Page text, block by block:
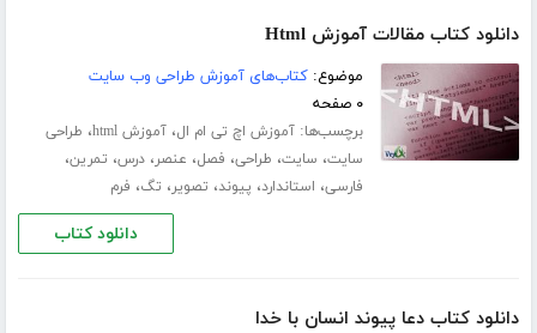
دانلود کتاب مقالات آموزش Html
موضوع:کتاب‌های آموزش طراحی وب سایت
۰ صفحه
برچسب‌ها:آموزش اچ تی ام ال،آموزش html ، طراحی
سایت، سایت، طراحی، فصل، عنصر،درس، تمرین،
فارسی، استاندارد، پیوند، تصویر، تگ، فرم
دانلود کتاب
دانلود کتاب دعا پیوند انسان با خدا